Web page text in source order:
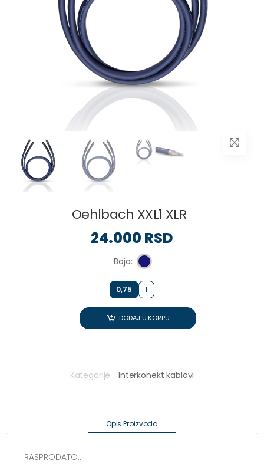
Oehlbach XXL1 XLR
24.000 RSD
Boja:
0,75 1
DODAJ U KORPU
Kategorije: Interkonekt kablovi
Opis Proizvoda
RASPRODATO...